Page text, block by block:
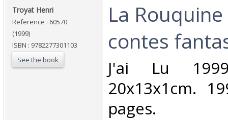
‎Troyat Henri‎
Reference : 60570
(1999)
ISBN : 9782277301103
See the book
‎La
contes
‎J'ai Lu
20x13x1cm.
pages.‎